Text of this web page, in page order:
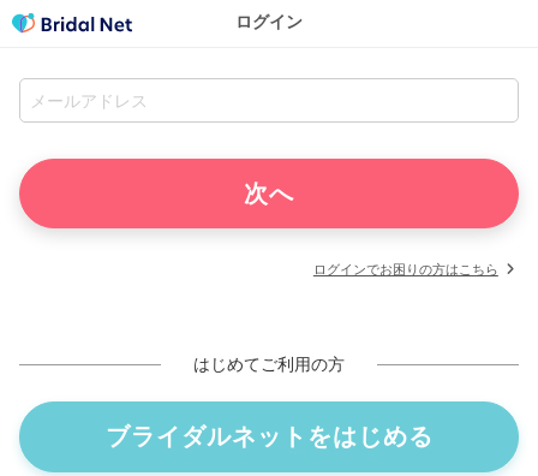
ログイン
ログインでお困りの方はこちら
はじめてご利用の方
ブライダルネットをはじめる